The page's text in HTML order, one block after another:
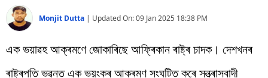
Monjit Dutta | Updated On:09 Jan 2025 18:38 PM
এক ভয়াৱহ আক্ৰমণে জোকাৰিছে আফ্ৰিকান ৰাষ্ট্ৰ চাদক। দেশখনৰ
ৰাষ্ট্ৰপতি ভৱনত এক ভয়ংকৰ আক্ৰমণ সংঘটিত কৰে সন্ত্ৰাসবাদী